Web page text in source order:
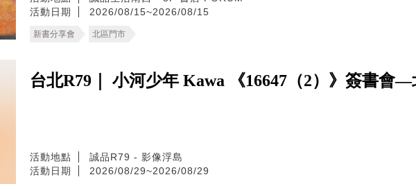
活動日期
2026/08/15~2026/08/15
新書分享會 北區門市
台北R79｜ 小河少年 Kawa 《16647（2）》簽書會
活動地點
誠品R79 - 影像浮島
活動日期
2026/08/29~2026/08/29